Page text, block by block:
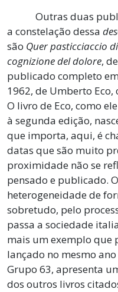
Outras duas
a constelação dessa
são Quer pasticciaccio
cognizione del dolore,
publicado completo
1962, de Umberto
O livro de Eco, como
à segunda edição,
que importa, aqui, é
datas que são muito
proximidade não se
pensado e publicado.
heterogeneidade de
sobretudo, pelo
passa a sociedade
mais um exemplo que
lançado no mesmo
Grupo 63, apresenta
dos outros livros